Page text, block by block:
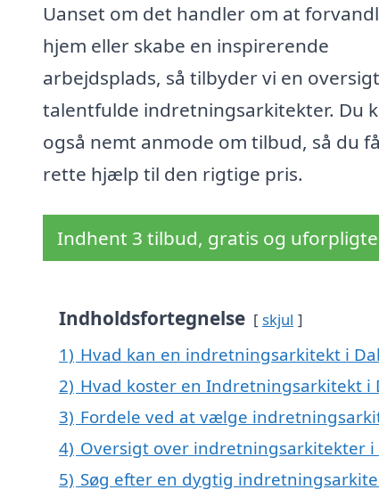
Uanset om det handler om at
hjem eller skabe en inspirerende
arbejdsplads, så tilbyder vi en
talentfulde indretningsarkitekter. Du
også nemt anmode om tilbud, så du
rette hjælp til den rigtige pris.
Indhent 3 tilbud, gratis og
Indholdsfortegnelse skjul
1) Hvad kan en indretningsarkitekt i
2) Hvad koster en Indretningsarkitekt i
3) Fordele ved at vælge
4) Oversigt over indretningsarkitekter
5) Søg efter en dygtig